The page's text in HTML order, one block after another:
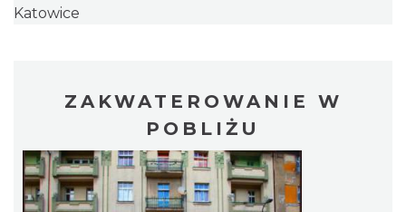
Katowice
ZAKWATEROWANIE W
POBLIŻU